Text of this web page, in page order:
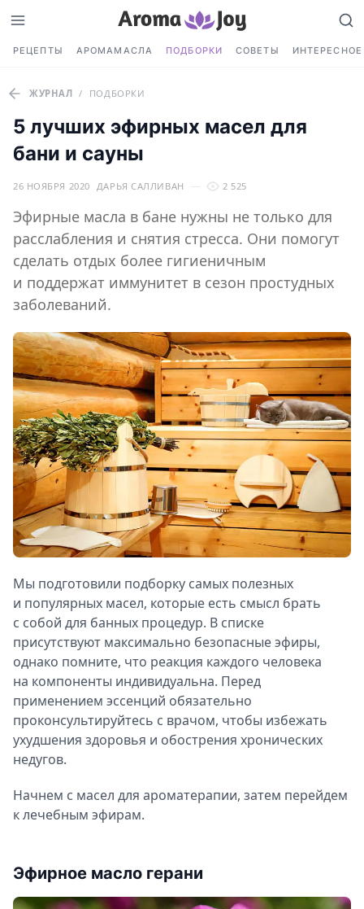
РЕЦЕПТЫ АРОМАМАСЛА ПОДБОРКИ СОВЕТЫ ИНТЕРЕСНОЕ
ЖУРНАЛ / ПОДБОРКИ
5 лучших эфирных масел для
бани и сауны
26 НОЯБРЯ 2020 ДАРЬЯ САЛЛИВАН 2 525
Эфирные масла в бане нужны не только для
расслабления и снятия стресса. Они помогут
сделать отдых более гигиеничным
и поддержат иммунитет в сезон простудных
заболеваний.
Мы подготовили подборку самых полезных
и популярных масел, которые есть смысл брать
с собой для банных процедур. В списке
присутствуют максимально безопасные эфиры,
однако помните, что реакция каждого человека
на компоненты индивидуальна. Перед
применением эссенций обязательно
проконсультируйтесь с врачом, чтобы избежать
ухудшения здоровья и обострения хронических
недугов.
Начнем с масел для ароматерапии, затем перейдем
к лечебным эфирам.
Эфирное масло герани